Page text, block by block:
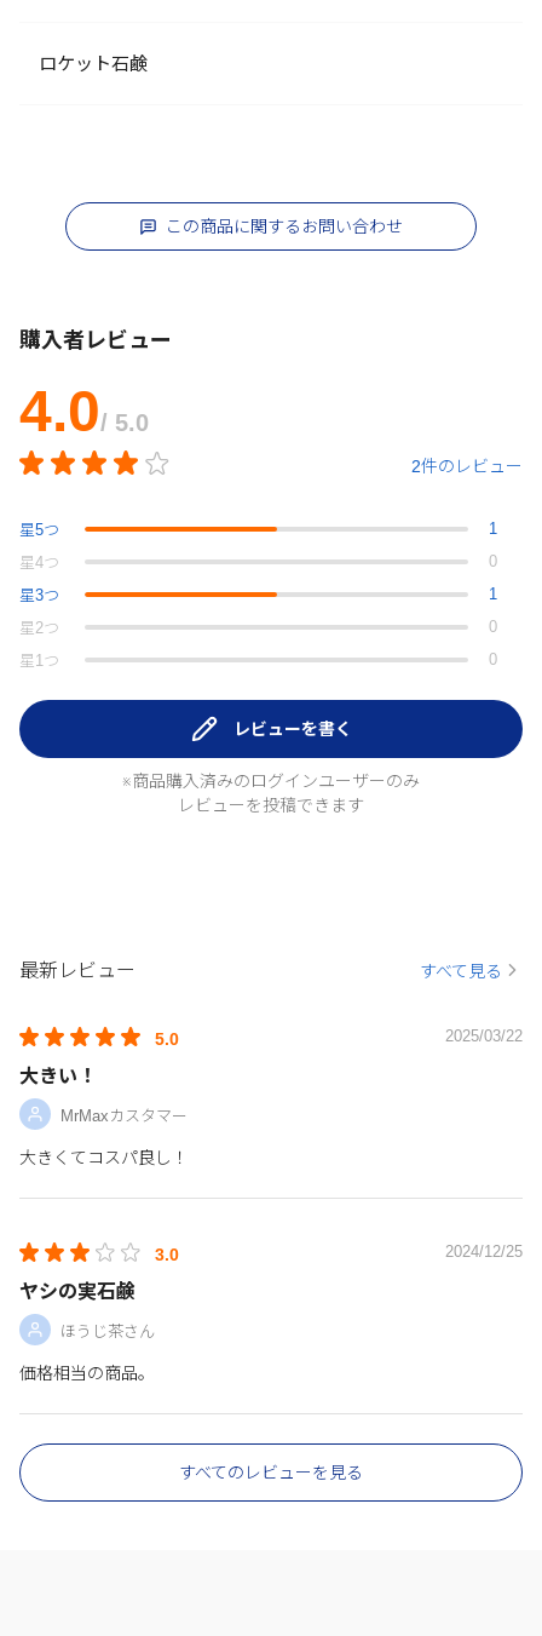
ロケット石鹸
この商品に関するお問い合わせ
購入者レビュー
4.0/ 5.0
2件のレビュー
星5つ
1
星4つ
0
星3つ
1
星 2つ
0
星 1つ 0
レビューを書く
※商品購入済みのログインユーザーのみ
レビューを投稿できます
最新レビュー すべて見る
5.0 2025/03/22
大きい！
MrMaxカスタマー
大きくてコスパ良し！
3.0 2024/12/25
ヤシの実石鹸
ほうじ茶さん
価格相当の商品。
すべてのレビューを見る